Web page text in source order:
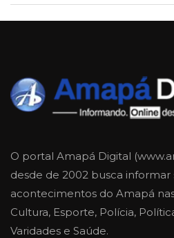
O portal Amapá Digital
desde de 2002 busca informar
acontecimentos do Amapá
Cultura, Esporte, Polícia,
Varidades e Saúde.